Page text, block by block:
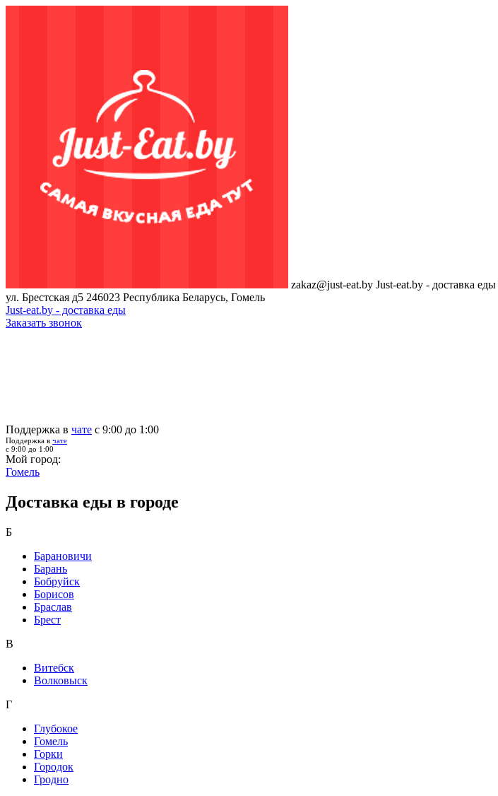
zakaz@just-eat.by Just-eat.by - доставка еды
ул. Брестская д5 246023 Республика Беларусь, Гомель
Just-eat.by - доставка еды
Заказать звонок
Поддержка в чате с 9:00 до 1:00
Поддержка в чате
с 9:00 до 1:00
Мой город:
Гомель
Доставка еды в городе
Б
Барановичи
Барань
Бобруйск
Борисов
Браслав
Брест
В
Витебск
Волковыск
Г
Глубокое
Гомель
Горки
Городок
Гродно